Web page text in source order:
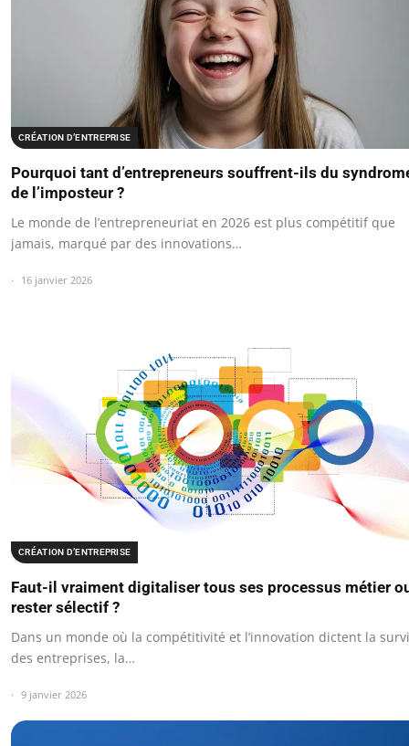
CRÉATION D’ENTREPRISE
Pourquoi tant d’entrepreneurs souffrent-ils du
de l’imposteur ?
Le monde de l’entrepreneuriat en 2026 est plus compétitif que
jamais, marqué par des innovations…
16 janvier 2026
CRÉATION D’ENTREPRISE
Faut-il vraiment digitaliser tous ses processus métier
rester sélectif ?
Dans un monde où la compétitivité et l’innovation dictent la
des entreprises, la…
9 janvier 2026